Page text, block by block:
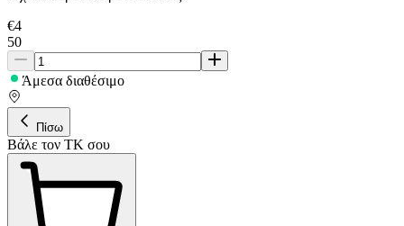
€4
50
Άμεσα διαθέσιμο
Πίσω
Βάλε τον ΤΚ σου